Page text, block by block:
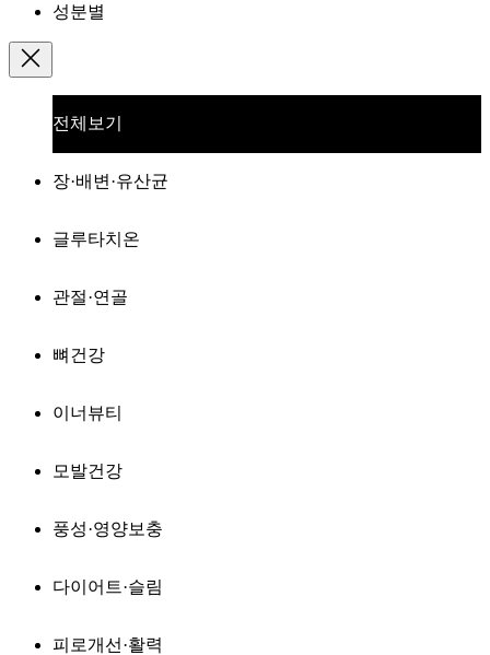
성분별
전체보기
장·배변·유산균
글루타치온
관절·연골
뼈건강
이너뷰티
모발건강
풍성·영양보충
다이어트·슬림
피로개선·활력